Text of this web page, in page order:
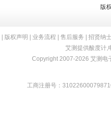
版
版权声明 业务流程 售后服务
招贤纳
艾测提供酸度计,
Copyright 2007-2026 艾测电
工商注册号：